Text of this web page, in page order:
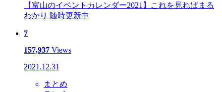
【富山のイベントカレンダー2021】これを見ればまる
わかり 随時更新中
7
157,937 Views
2021.12.31
まとめ